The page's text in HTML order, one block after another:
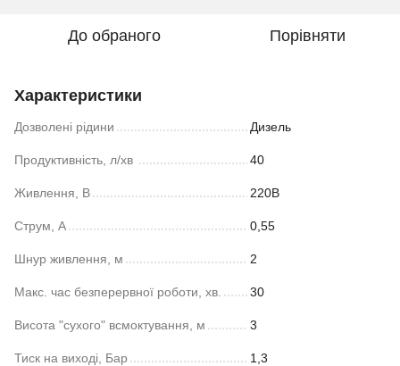
До обраного Порівняти
Характеристики
Дозволені рідини Дизель
Продуктивність, л/хв 40
Живлення, В 220В
Струм, А 0,55
Шнур живлення, м 2
Макс. час безперервної роботи, хв. 30
Висота "сухого" всмоктування, м 3
Тиск на виході, Бар 1,3